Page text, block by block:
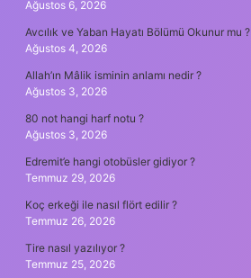
Ağustos 6, 2026
Avcılık ve Yaban Hayatı Bölümü Okunur mu ?
Ağustos 4, 2026
Allah’ın Mâlik isminin anlamı nedir ?
Ağustos 3, 2026
80 not hangi harf notu ?
Ağustos 3, 2026
Edremit’e hangi otobüsler gidiyor ?
Temmuz 29, 2026
Koç erkeği ile nasıl flört edilir ?
Temmuz 26, 2026
Tire nasıl yazılıyor ?
Temmuz 25, 2026